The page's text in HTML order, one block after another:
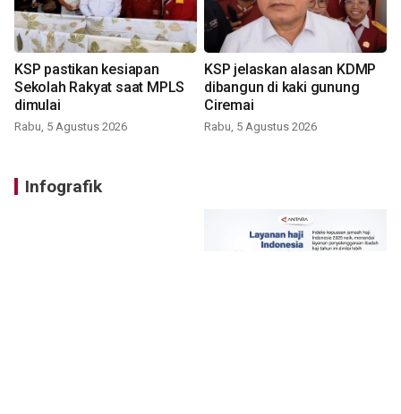
KSP pastikan kesiapan
Sekolah Rakyat saat MPLS
dimulai
Rabu, 5 Agustus 2026
KSP jelaskan alasan KDMP
dibangun di kaki gunung
Ciremai
Rabu, 5 Agustus 2026
Infografik